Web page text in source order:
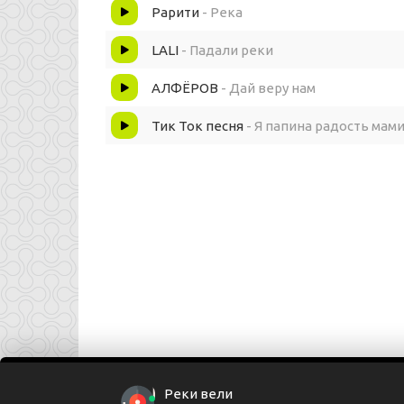
Но ведь это дорога в дом Если ты найти
Рарити - Река
LALI - Падали реки
АЛФЁРОВ - Дай веру нам
Тик Ток песня - Я папина радость
Реки вели